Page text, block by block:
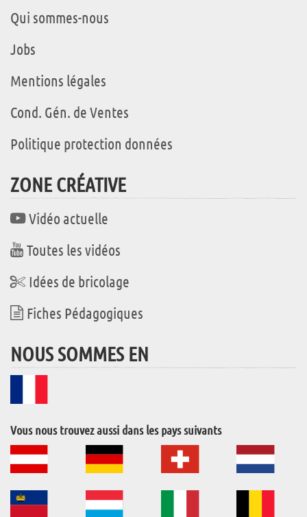
Qui sommes-nous
Jobs
Mentions légales
Cond. Gén. de Ventes
Politique protection données
ZONE CRÉATIVE
Vidéo actuelle
Toutes les vidéos
Idées de bricolage
Fiches Pédagogiques
NOUS SOMMES EN
Vous nous trouvez aussi dans les pays suivants